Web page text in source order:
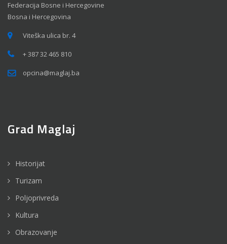
Federacija Bosne i Hercegovine
Bosna i Hercegovina
Viteška ulica br. 4
+ 387 32 465 810
opcina@maglaj.ba
Grad Maglaj
Historijat
Turizam
Poljoprivreda
Kultura
Obrazovanje